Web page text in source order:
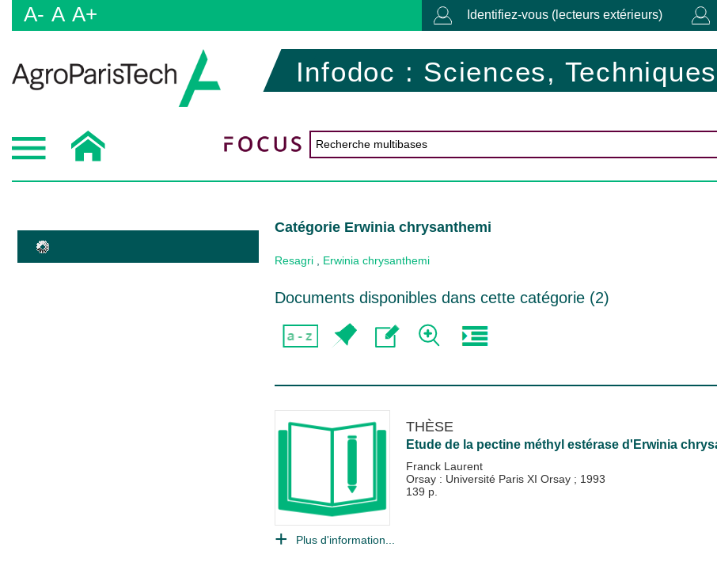
A- A A+ Identifiez-vous (lecteurs extérieurs)
Infodoc : Sciences,
Catégorie Erwinia chrysanthemi
Resagri Erwinia chrysanthemi
Documents disponibles dans cette catégorie (2)
THÈSE
Etude de la pectine méthyl estérase d'Erwinia
Franck Laurent
Orsay : Université Paris XI Orsay ; 1993
139 p.
Plus d'information...